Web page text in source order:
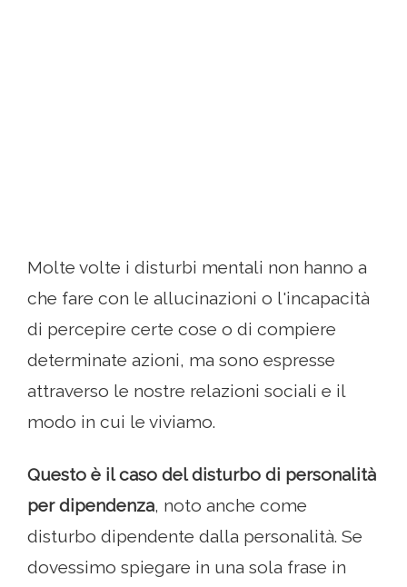
Molte volte i disturbi mentali non hanno a
che fare con le allucinazioni o l'incapacità
di percepire certe cose o di compiere
determinate azioni, ma sono espresse
attraverso le nostre relazioni sociali e il
modo in cui le viviamo.
Questo è il caso del disturbo di personalità
per dipendenza, noto anche come
disturbo dipendente dalla personalità. Se
dovessimo spiegare in una sola frase in